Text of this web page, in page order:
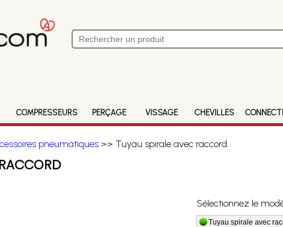
COMPRESSEURS PERÇAGE VISSAGE CHEVILLES
pneumatiques>> Tuyau spirale avec raccord
Sélectionnez le
Tuyau spirale avec